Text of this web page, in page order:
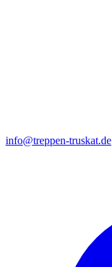
info@treppen-truskat.de